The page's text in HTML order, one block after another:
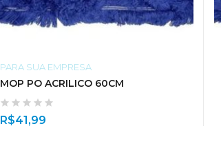
PARA SUA EMPRESA
MOP PO ACRILICO 60CM
R$41,99